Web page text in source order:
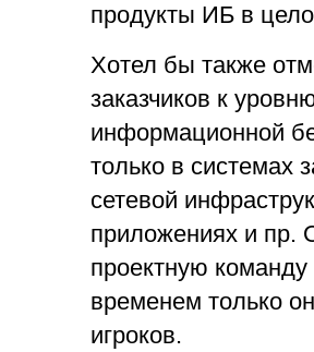
продукты ИБ в
Хотел бы также
заказчиков к
информационной
только в
сетевой
приложениях и пр.
проектную
временем только
игроков.